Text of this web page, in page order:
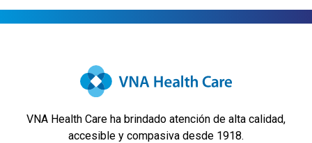
VNA Health Care ha brindado atención de alta calidad,
accesible y compasiva desde 1918.